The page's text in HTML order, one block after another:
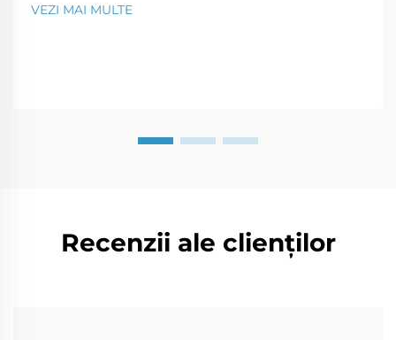
construcție este o soluție perfectă pentru o...
VEZI MAI MULTE
Recenzii ale clienților